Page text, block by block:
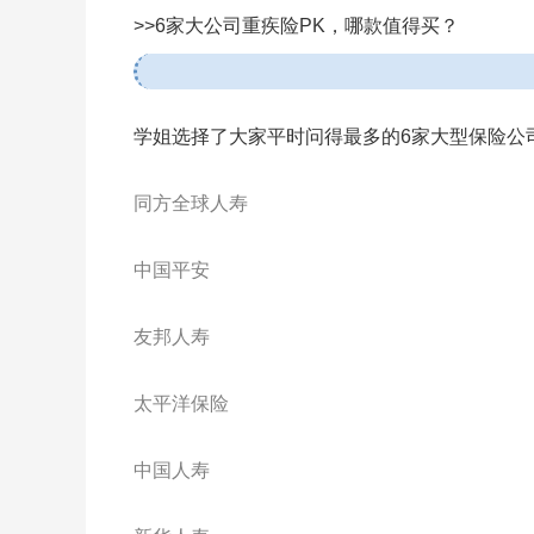
>>6家大公司重疾险PK，哪款值得买？
学姐选择了大家平时问得最多的6家大型保险公
同方全球人寿
中国平安
友邦人寿
太平洋保险
中国人寿